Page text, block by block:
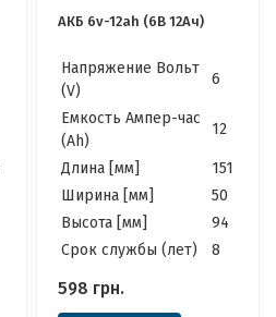
АКБ 6v-12ah (6В 12Ач)
Напряжение Вольт
(V)
6
Емкость Ампер-час
(Ah)
12
Длина [мм]
151
Ширина [мм]
50
Высота [мм]
94
Cрок службы (лет)
8
598 грн.